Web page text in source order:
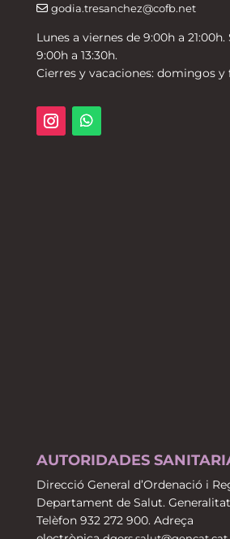
godia.tresanchez@cofb.net
Lunes a viernes de 9:00h a 21:00h.
9:00h a 13:30h.
Cierres y vacaciones: domingos y
AUTORIDADES
Direcció General d’Ordenació i
Departament de Salut.
Telèfon 932 272 900. Adreça